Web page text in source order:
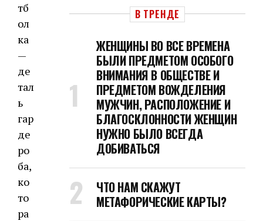
тб
ол
ка
—
де
тал
ь
гар
де
ро
ба,
ко
то
ра
В ТРЕНДЕ
ЖЕНЩИНЫ ВО ВСЕ ВРЕМЕНА
БЫЛИ ПРЕДМЕТОМ ОСОБОГО
ВНИМАНИЯ В ОБЩЕСТВЕ И
ПРЕДМЕТОМ ВОЖДЕЛЕНИЯ
МУЖЧИН, РАСПОЛОЖЕНИЕ И
БЛАГОСКЛОННОСТИ ЖЕНЩИН
НУЖНО БЫЛО ВСЕГДА
ДОБИВАТЬСЯ
ЧТО НАМ СКАЖУТ
МЕТАФОРИЧЕСКИЕ КАРТЫ?